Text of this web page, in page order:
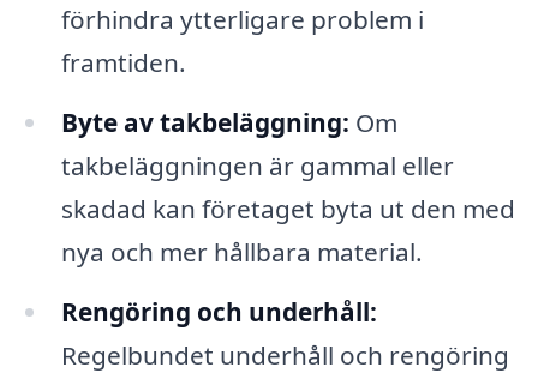
förhindra ytterligare problem i
framtiden.
Byte av takbeläggning: Om
takbeläggningen är gammal eller
skadad kan företaget byta ut den med
nya och mer hållbara material.
Rengöring och underhåll:
Regelbundet underhåll och rengöring